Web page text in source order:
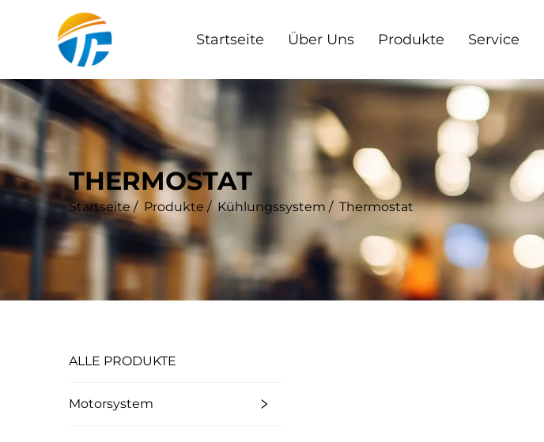
Startseite Über Uns Produkte Service
THERMOSTAT
Startseite/ Produkte / Kühlungssystem / Thermostat
ALLE PRODUKTE
Motorsystem